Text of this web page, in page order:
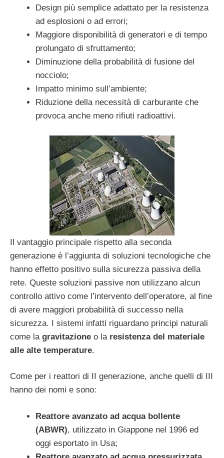
Design più semplice adattato per la resistenza
ad esplosioni o ad errori;
Maggiore disponibilità di generatori e di tempo
prolungato di sfruttamento;
Diminuzione della probabilità di fusione del
nocciolo;
Impatto minimo sull’ambiente;
Riduzione della necessità di carburante che
provoca anche meno rifiuti radioattivi.
Il vantaggio principale rispetto alla seconda
generazione è l’aggiunta di soluzioni tecnologiche che
hanno effetto positivo sulla sicurezza passiva della
rete. Queste soluzioni passive non utilizzano alcun
controllo attivo come l’intervento dell’operatore, al fine
di avere maggiori probabilità di successo nella
sicurezza. I sistemi infatti riguardano principi naturali
come la gravitazione o la resistenza del materiale
alle alte temperature.
Come per i reattori di II generazione, anche quelli di III
hanno dei nomi e sono:
Reattore avanzato ad acqua bollente
(ABWR), utilizzato in Giappone nel 1996 ed
oggi esportato in Usa;